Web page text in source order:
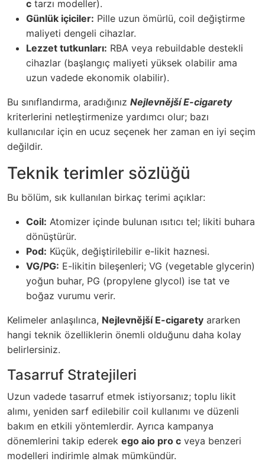
c tarzı modeller).
Günlük içiciler: Pille uzun ömürlü, coil değiştirme
maliyeti dengeli cihazlar.
Lezzet tutkunları: RBA veya rebuildable destekli
cihazlar (başlangıç maliyeti yüksek olabilir ama
uzun vadede ekonomik olabilir).
Bu sınıflandırma, aradığınız Nejlevnější E-cigarety
kriterlerini netleştirmenize yardımcı olur; bazı
kullanıcılar için en ucuz seçenek her zaman en iyi seçim
değildir.
Teknik terimler sözlüğü
Bu bölüm, sık kullanılan birkaç terimi açıklar:
Coil: Atomizer içinde bulunan ısıtıcı tel; likiti buhara
dönüştürür.
Pod: Küçük, değiştirilebilir e-likit haznesi.
VG/PG: E-likitin bileşenleri; VG (vegetable glycerin)
yoğun buhar, PG (propylene glycol) ise tat ve
boğaz vurumu verir.
Kelimeler anlaşılınca, Nejlevnější E-cigarety ararken
hangi teknik özelliklerin önemli olduğunu daha kolay
belirlersiniz.
Tasarruf Stratejileri
Uzun vadede tasarruf etmek istiyorsanız; toplu likit
alımı, yeniden sarf edilebilir coil kullanımı ve düzenli
bakım en etkili yöntemlerdir. Ayrıca kampanya
dönemlerini takip ederek ego aio pro c veya benzeri
modelleri indirimle almak mümkündür.